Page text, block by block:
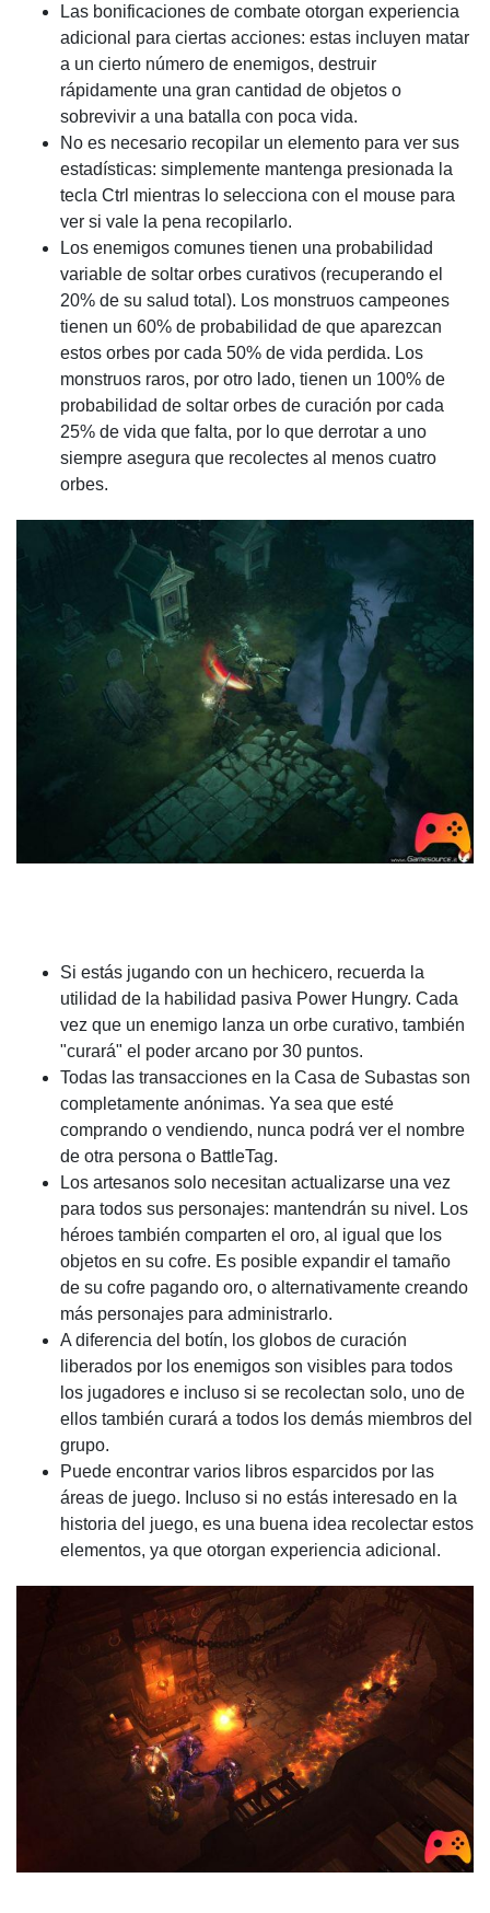
Las bonificaciones de combate otorgan experiencia
adicional para ciertas acciones: estas incluyen matar
a un cierto número de enemigos, destruir
rápidamente una gran cantidad de objetos o
sobrevivir a una batalla con poca vida.
No es necesario recopilar un elemento para ver sus
estadísticas: simplemente mantenga presionada la
tecla Ctrl mientras lo selecciona con el mouse para
ver si vale la pena recopilarlo.
Los enemigos comunes tienen una probabilidad
variable de soltar orbes curativos (recuperando el
20% de su salud total). Los monstruos campeones
tienen un 60% de probabilidad de que aparezcan
estos orbes por cada 50% de vida perdida. Los
monstruos raros, por otro lado, tienen un 100% de
probabilidad de soltar orbes de curación por cada
25% de vida que falta, por lo que derrotar a uno
siempre asegura que recolectes al menos cuatro
orbes.
Si estás jugando con un hechicero, recuerda la
utilidad de la habilidad pasiva Power Hungry. Cada
vez que un enemigo lanza un orbe curativo, también
"curará" el poder arcano por 30 puntos.
Todas las transacciones en la Casa de Subastas son
completamente anónimas. Ya sea que esté
comprando o vendiendo, nunca podrá ver el nombre
de otra persona o BattleTag.
Los artesanos solo necesitan actualizarse una vez
para todos sus personajes: mantendrán su nivel. Los
héroes también comparten el oro, al igual que los
objetos en su cofre. Es posible expandir el tamaño
de su cofre pagando oro, o alternativamente creando
más personajes para administrarlo.
A diferencia del botín, los globos de curación
liberados por los enemigos son visibles para todos
los jugadores e incluso si se recolectan solo, uno de
ellos también curará a todos los demás miembros del
grupo.
Puede encontrar varios libros esparcidos por las
áreas de juego. Incluso si no estás interesado en la
historia del juego, es una buena idea recolectar estos
elementos, ya que otorgan experiencia adicional.